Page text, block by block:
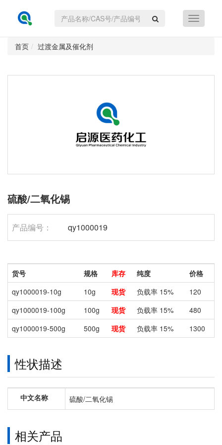
首页 过渡金属及催化剂
硫酸/二氧化锡
产品编号： qy1000019
货号 规格 库存 纯度
价格
qy1000019-10g
10g 现货 负载率 15%
120
qy1000019-100g
100g 现货 负载率 15%
480
qy1000019-500g
500g 现货 负载率 15% 1300
性状描述
中文名称 硫酸/二氧化锡
相关产品